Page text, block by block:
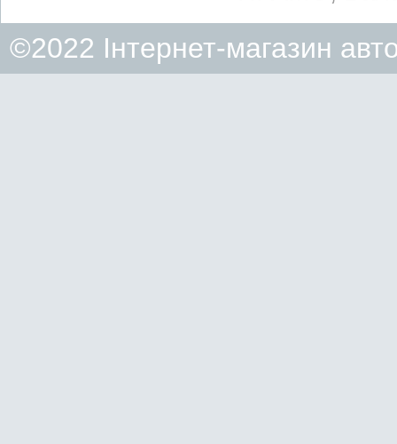
©2022 Інтернет-магазин